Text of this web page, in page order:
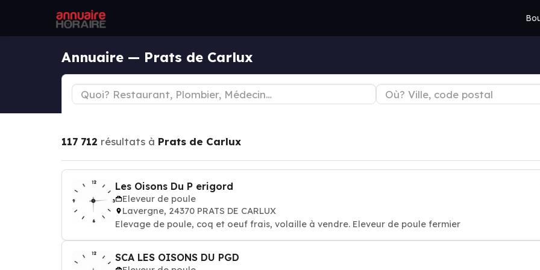
Annuaire — Prats de Carlux
117 712 résultats à Prats de Carlux
Les Oisons Du P erigord
Eleveur de poule
Lavergne, 24370 PRATS DE CARLUX
Elevage de poule, coq et oeuf frais, volaille à vendre. Eleveur de poule fermier
SCA LES OISONS DU PGD